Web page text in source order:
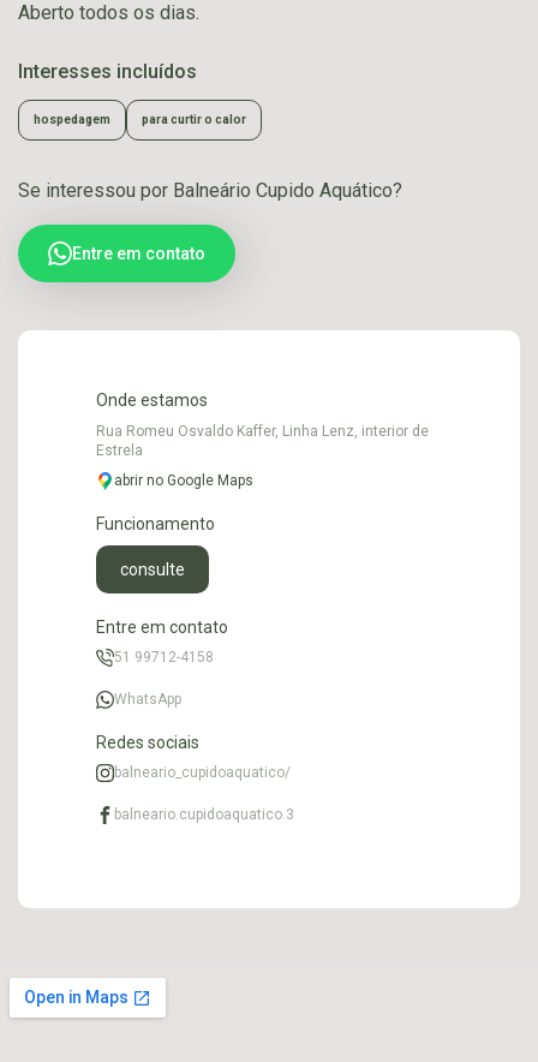
Aberto todos os dias.
Interesses incluídos
hospedagem para curtir o calor
Se interessou por Balneário Cupido Aquático?
Entre em contato
Onde estamos
Rua Romeu Osvaldo Kaffer, Linha Lenz, interior de
Estrela
abrir no Google Maps
Funcionamento
consulte
Entre em contato
51 99712-4158
WhatsApp
Redes sociais
balneario_cupidoaquatico/
balneario.cupidoaquatico.3